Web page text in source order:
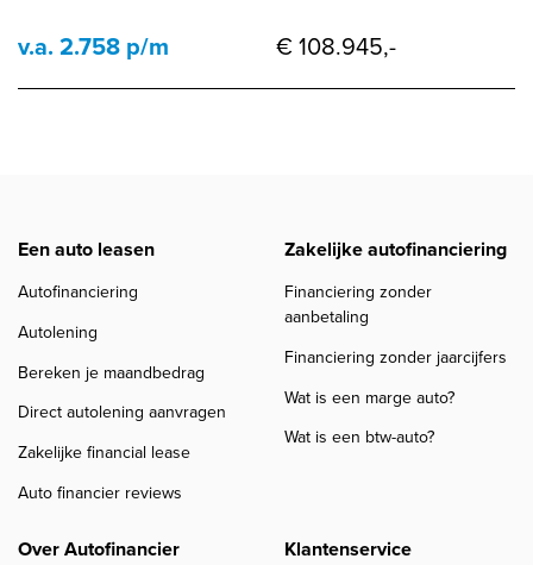
v.a. 2.758 p/m € 108.945,-
Een auto leasen
Autofinanciering
Autolening
Bereken je maandbedrag
Direct autolening aanvragen
Zakelijke financial lease
Auto financier reviews
Zakelijke autofinanciering
Financiering zonder
aanbetaling
Financiering zonder jaarcijfers
Wat is een marge auto?
Wat is een btw-auto?
Over Autofinancier
Klantenservice